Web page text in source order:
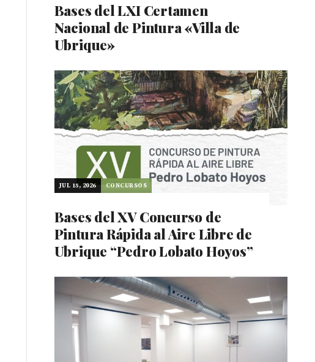
Bases del LXI Certamen
Nacional de Pintura «Villa de
Ubrique»
JUL 15, 2026 CONCURSOS
Bases del XV Concurso de
Pintura Rápida al Aire Libre de
Ubrique “Pedro Lobato Hoyos”